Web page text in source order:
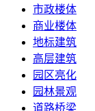
市政楼体
商业楼体
地标建筑
高层建筑
园区亮化
园林景观
道路桥梁